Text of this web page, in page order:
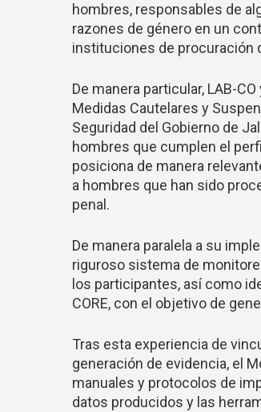
hombres, responsables de
razones de género en un
instituciones de procuración
De manera particular, LAB-
Medidas Cautelares y
Seguridad del Gobierno de
hombres que cumplen el
posiciona de manera
a hombres que han sido
penal.
De manera paralela a su
riguroso sistema de
los participantes, así como
CORE, con el objetivo de
Tras esta experiencia de
generación de evidencia, el
manuales y protocolos de
datos producidos y las